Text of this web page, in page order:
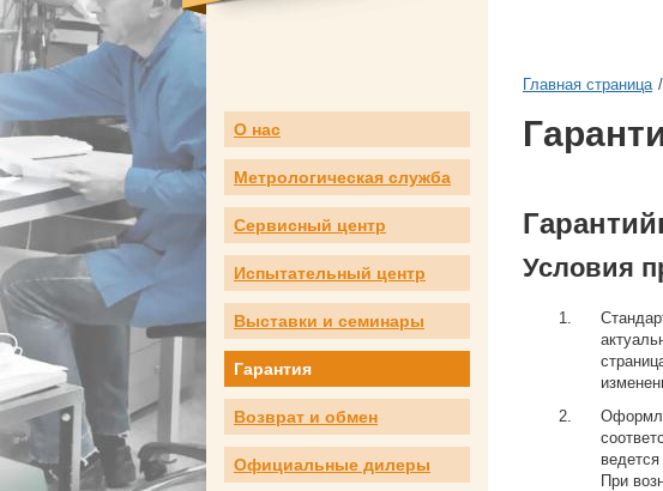
О нас
Метрологическая служба
Сервисный центр
Испытательный центр
Выставки и семинары
Гарантия
Возврат и обмен
Официальные дилеры
Главная страница /
Условия
При